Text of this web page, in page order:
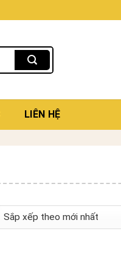
LIÊN HỆ